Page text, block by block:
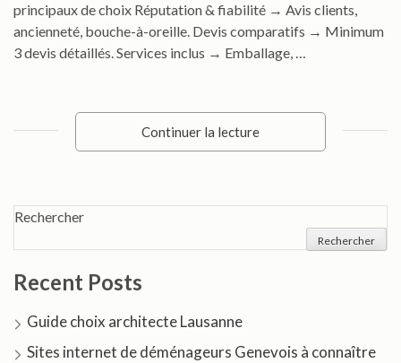
principaux de choix Réputation & fiabilité → Avis clients,
ancienneté, bouche-à-oreille. Devis comparatifs → Minimum
3 devis détaillés. Services inclus → Emballage, …
Continuer la lecture
Rechercher
Rechercher
Recent Posts
Guide choix architecte Lausanne
Sites internet de déménageurs Genevois à connaître